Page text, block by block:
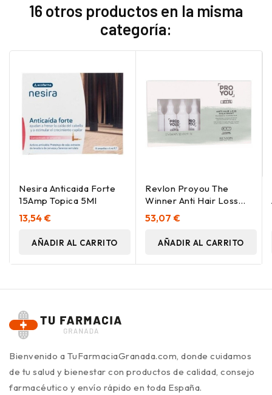
16 otros productos en la misma
categoría:
Nesira Anticaida Forte
15Amp Topica 5Ml
13,54 €
AÑADIR AL CARRITO
Revlon Proyou The
Winner Anti Hair Loss
Treatment 12X6Ml
53,07 €
AÑADIR AL CARRITO
Bienvenido a TuFarmaciaGranada.com, donde cuidamos
de tu salud y bienestar con productos de calidad, consejo
farmacéutico y envío rápido en toda España.